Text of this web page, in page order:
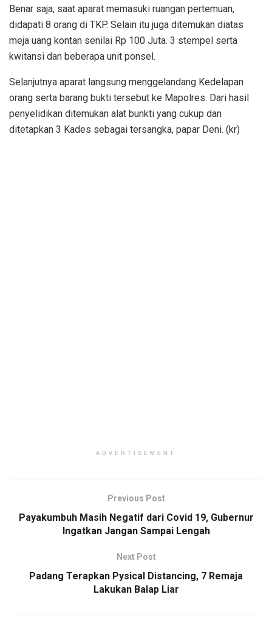
Benar saja, saat aparat memasuki ruangan pertemuan,
didapati 8 orang di TKP. Selain itu juga ditemukan diatas
meja uang kontan senilai Rp 100 Juta. 3 stempel serta
kwitansi dan beberapa unit ponsel.
Selanjutnya aparat langsung menggelandang Kedelapan
orang serta barang bukti tersebut ke Mapolres. Dari hasil
penyelidikan ditemukan alat bunkti yang cukup dan
ditetapkan 3 Kades sebagai tersangka, papar Deni. (kr)
ADVERTISEMENT
Previous Post
Payakumbuh Masih Negatif dari Covid 19, Gubernur
Ingatkan Jangan Sampai Lengah
Next Post
Padang Terapkan Pysical Distancing, 7 Remaja
Lakukan Balap Liar